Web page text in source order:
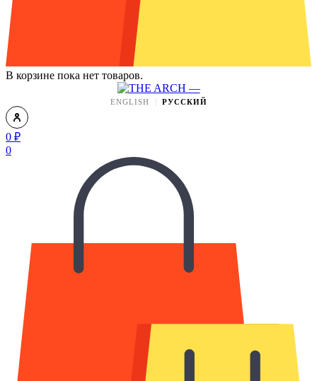
В корзине пока нет товаров.
ENGLISH РУССКИЙ
0 ₽
0